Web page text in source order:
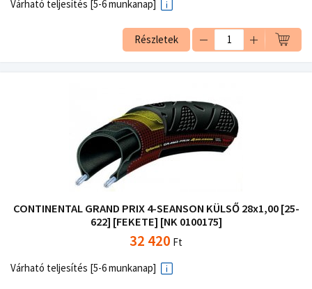
Várható teljesítés [5-6 munkanap]
Részletek
CONTINENTAL GRAND PRIX 4-SEANSON KÜLSŐ 28x1,00 [25-
622] [FEKETE] [NK 0100175]
32 420 Ft
Várható teljesítés [5-6 munkanap]